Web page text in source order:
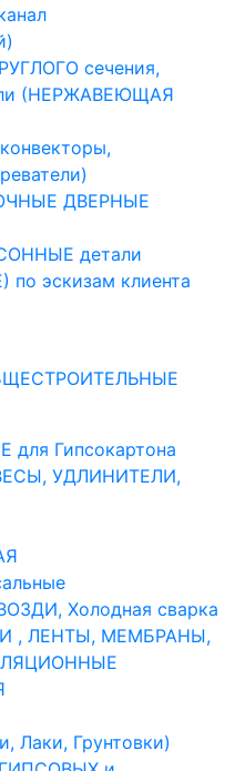
сечения,
(НЕРЖАВЕЮЩАЯ
ДВЕРНЫЕ
детали
эскизам клиента
Гипсокартона
УДЛИНИТЕЛИ,
Холодная сварка
, ЛЕНТЫ, МЕМБРАНЫ,
Лаки, Грунтовки)